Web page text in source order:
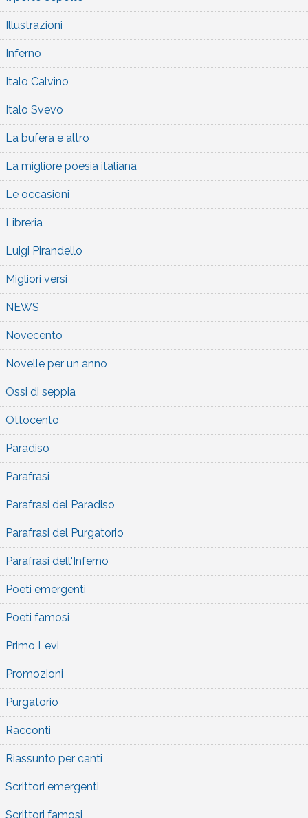
Illustrazioni
Inferno
Italo Calvino
Italo Svevo
La bufera e altro
La migliore poesia italiana
Le occasioni
Libreria
Luigi Pirandello
Migliori versi
NEWS
Novecento
Novelle per un anno
Ossi di seppia
Ottocento
Paradiso
Parafrasi
Parafrasi del Paradiso
Parafrasi del Purgatorio
Parafrasi dell'Inferno
Poeti emergenti
Poeti famosi
Primo Levi
Promozioni
Purgatorio
Racconti
Riassunto per canti
Scrittori emergenti
Scrittori famosi